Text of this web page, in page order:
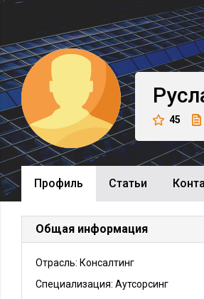
45
Профиль Cтатьи
Общая информация
Отрасль: Консалтинг
Специализация: Аутсорсинг